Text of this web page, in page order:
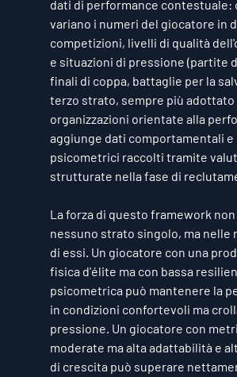
dati di performance contestuale:
variano i numeri del giocatore in
competizioni, livelli di qualità
e situazioni di pressione (partite
finali di coppa, battaglie per la
terzo strato, sempre più adottato
organizzazioni orientate alla
aggiunge dati comportamentali e
psicometrici raccolti tramite
strutturate nella fase di
La forza di questo framework
nessuno strato singolo, ma nelle
di essi. Un giocatore con una
fisica d'élite ma con bassa
psicometrica può mantenere la
in condizioni confortevoli ma
pressione. Un giocatore con
moderate ma alta adattabilità e
di crescita può superare